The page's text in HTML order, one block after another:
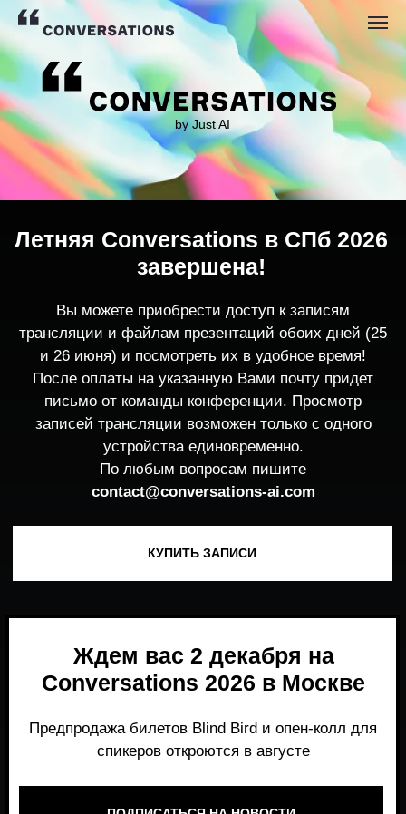
by Just AI
трансляции и файлам презентаций обоих дней (25
После оплаты на указанную Вами почту придет
записей трансляции возможен только с одного
устройства единовременно.
По любым вопросам пишите
contact@conversations-ai.co m
Летняя Conversations в СПб 2026
завершена!
Ждем вас 2 декабря на
Conversations 2026 в Москве
ПОДПИСАТЬСЯ НА НОВОСТИ
Место, где можно получить честный,
работает и формирует рынок генеративного